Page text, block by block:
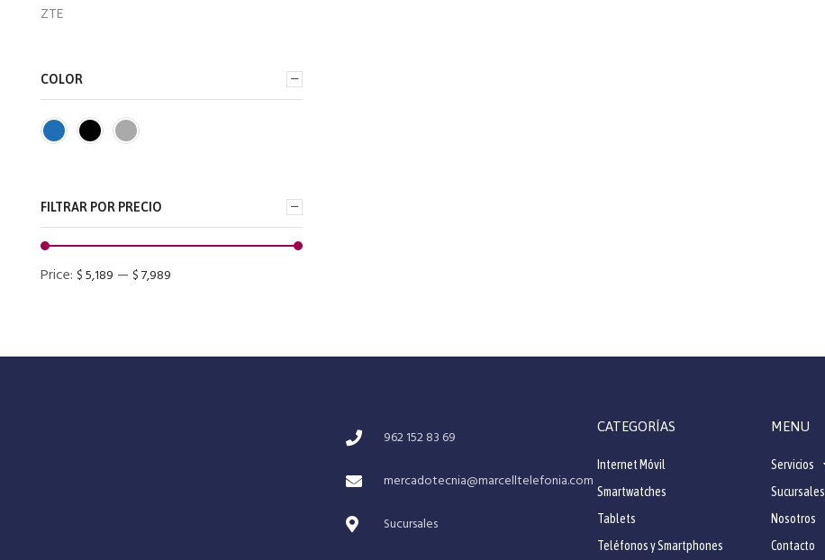
ZTE
COLOR
FILTRAR POR PRECIO
Price: $ 5,189 — $ 7,989
962 152 83 69
mercadotecnia@marcelltelefonia.com
Sucursales
CATEGORÍAS
Internet Móvil
Smartwatches
Tablets
Teléfonos y Smartphones
MENU
Servicios
Sucursales
Nosotros
Contacto